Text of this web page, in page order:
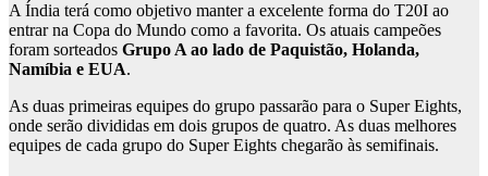
A Índia terá como objetivo manter a excelente forma do T20I ao
entrar na Copa do Mundo como a favorita. Os atuais campeões
foram sorteados Grupo A ao lado de Paquistão, Holanda,
Namíbia e EUA.
As duas primeiras equipes do grupo passarão para o Super Eights,
onde serão divididas em dois grupos de quatro. As duas melhores
equipes de cada grupo do Super Eights chegarão às semifinais.